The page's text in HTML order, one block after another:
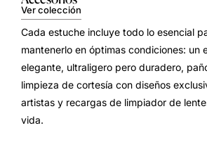
Ver colección
Cada estuche incluye todo lo esencial
mantenerlo en óptimas condiciones: un
elegante, ultraligero pero duradero,
limpieza de cortesía con diseños
artistas y recargas de limpiador de
vida.